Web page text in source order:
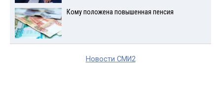
Кому положена повышенная пенсия
Новости СМИ2